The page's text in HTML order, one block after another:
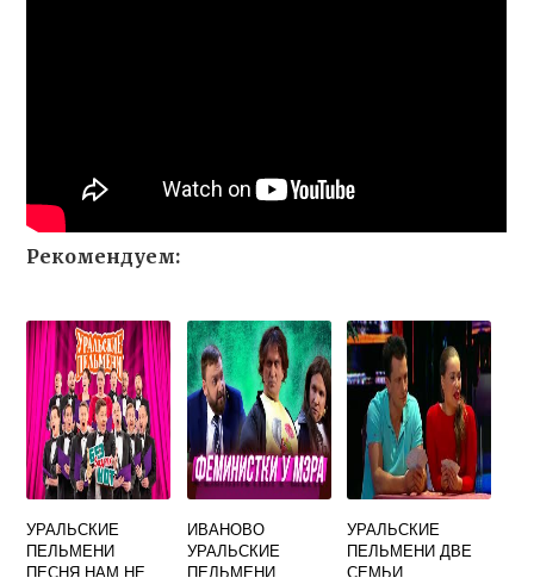
Рекомендуем:
УРАЛЬСКИЕ
ПЕЛЬМЕНИ
ПЕСНЯ НАМ НЕ
ИВАНОВО
УРАЛЬСКИЕ
ПЕЛЬМЕНИ
УРАЛЬСКИЕ
ПЕЛЬМЕНИ ДВЕ
СЕМЬИ